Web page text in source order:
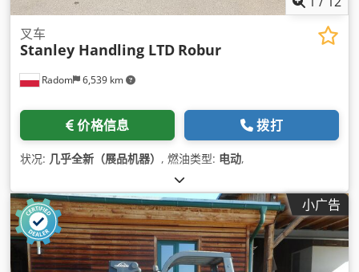
Radom 6,539 km
叉车
Stanley Handling LTD Robur
价格信息 拨打
状况: 几乎全新（展品机器） , 燃油类型: 电动,
小广告